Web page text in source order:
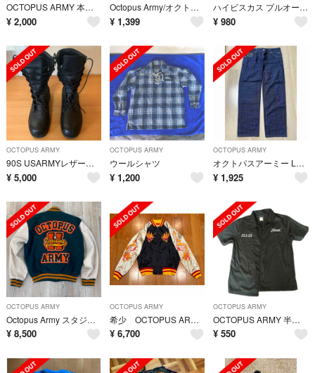
OCTOPUS ARMY 本革ベルト ブラジル製 Waxy Leather 茶
¥ 2,000
Octopus Army/オクトパス アーミー/メンズ/セーター/M/青✕黒
¥ 1,399
ハイビスカス プルオーバー アロハシャツ☆OCTOPUS ARMY ☆
¥ 980
OCTOPUS ARMY
90S USARMYレザーコンバットブーツ サイズ : 25cm
¥ 5,000
OCTOPUS ARMY
ウールシャツ
¥ 1,200
OCTOPUS ARMY
オクトパスアーミー Lサイズ ジーパン ゆったり ジーンズ スケーター
¥ 1,925
OCTOPUS ARMY
Octopus Army スタジャン L フルデコ
¥ 8,500
OCTOPUS ARMY
希少 OCTOPUS ARMY 豪華刺繍 オクトパスアーミー 渋カジ スカジャン
¥ 6,700
OCTOPUS ARMY
OCTOPUS ARMY 半袖シャツ
¥ 550